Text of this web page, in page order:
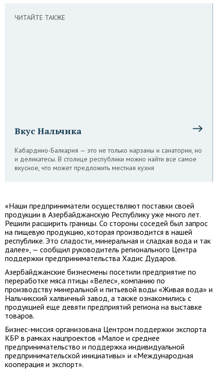
ЧИТАЙТЕ ТАКЖЕ
Вкус Нальчика
Кабардино-Балкария — это не только нарзаны и санатории, но
и деликатесы. В столице республики можно найти все самое
вкусное, что может предложить местная кухня
«Наши предприниматели осуществляют поставки своей
продукции в Азербайджанскую Республику уже много лет.
Решили расширить границы. Со стороны соседей был запрос
на пищевую продукцию, которая производится в нашей
республике. Это сладости, минеральная и сладкая вода и так
далее», — сообщил руководитель регионального Центра
поддержки предпринимательства Хадис Дударов.
Азербайджанские бизнесмены посетили предприятие по
переработке мяса птицы «Велес», компанию по
производству минеральной и питьевой воды «Живая вода» и
Нальчикский халвичный завод, а также ознакомились с
продукцией еще девяти предприятий региона на выставке
товаров.
Бизнес-миссия организована Центром поддержки экспорта
КБР в рамках нацпроектов «Малое и среднее
предпринимательство и поддержка индивидуальной
предпринимательской инициативы» и «Международная
кооперация и экспорт».